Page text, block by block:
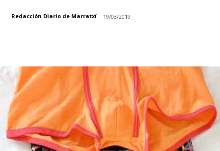
Redacción Diario de Marratxí 19/03/2019